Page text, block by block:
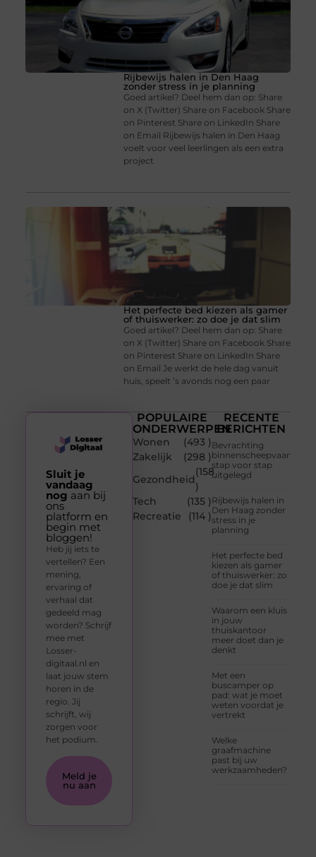
Rijbewijs halen in Den Haag
zonder stress in je planning
Goed artikel? Deel hem dan op: Share
on X (Twitter) Share on Facebook Share
on Pinterest Share on LinkedIn Share
on Email Rijbewijs halen in Den Haag
voelt voor veel leerlingen als een extra
project
Het perfecte bed kiezen als gamer
of thuiswerker: zo doe je dat slim
Goed artikel? Deel hem dan op: Share
on X (Twitter) Share on Facebook Share
on Pinterest Share on LinkedIn Share
on Email Je werkt de hele dag vanuit
huis, speelt ’s avonds nog een paar
POPULAIRE
ONDERWERPEN
Wonen
(493 )
Zakelijk
(298 )
Gezondheid
(158
)
Tech
(135 )
Recreatie
(114 )
RECENTE
BERICHTEN
Bevrachting
binnenscheepvaart
stap voor stap
uitgelegd
Rijbewijs halen in
Den Haag zonder
stress in je
planning
Het perfecte bed
kiezen als gamer
of thuiswerker: zo
doe je dat slim
Waarom een kluis
in jouw
thuiskantoor
meer doet dan je
denkt
Met een
buscamper op
pad: wat je moet
weten voordat je
vertrekt
Welke
graafmachine
past bij uw
werkzaamheden?
Sluit je
vandaag
nog aan bij
ons
platform en
begin met
bloggen!
Heb jij iets te
vertellen? Een
mening,
ervaring of
verhaal dat
gedeeld mag
worden? Schrijf
mee met
Losser-
digitaal.nl en
laat jouw stem
horen in de
regio. Jij
schrijft, wij
zorgen voor
het podium.
Meld je
nu aan